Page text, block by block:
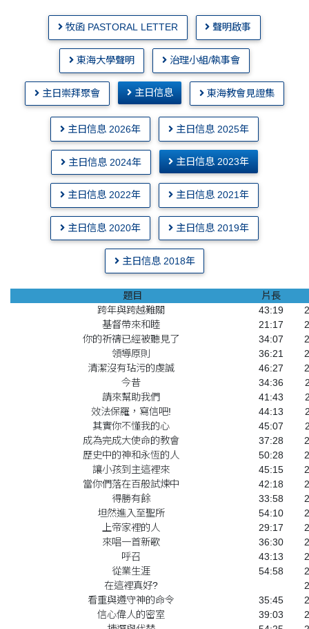
牧函 PASTORAL LETTER 聲明啟事
東海大學聲明 治理小組/執事會
主日崇拜聚會 主日信息 東海教會見證集
主日信息 2026年 主日信息 2025年
主日信息 2024年 主日信息 2023年
主日信息 2022年 主日信息 2021年
主日信息 2020年 主日信息 2019年
主日信息 2018年
題目
片長
跨年與跨越難關
43:19
基督帶來和睦
21:17
你的祈禱已經被聽見了
34:07
領導原則
36:21
清潔沒有玷污的虔誠
46:27
今昔
34:36
請來幫助我們
41:43
效法保羅，寫信吧!
44:13
其實你不懂我的心
45:07
成為完成大使命的教會
37:28
歷史中的神和永恆的人
50:28
讓小孩到主這裡來
45:15
當你們落在百般試煉中
42:18
得勝有餘
33:58
坦然進入至聖所
54:10
上帝家裡的人
29:17
來唱一首新歌
36:30
呼召
43:13
從業生涯
54:58
在這裡真好?
看重與遵守神的命令
35:45
信心偉人的密室
39:03